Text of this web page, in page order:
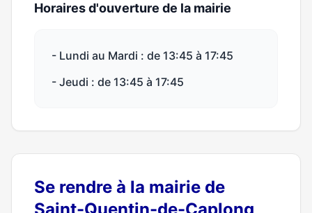
Horaires d'ouverture de la mairie
- Lundi au Mardi : de 13:45 à 17:45
- Jeudi : de 13:45 à 17:45
Se rendre à la mairie de